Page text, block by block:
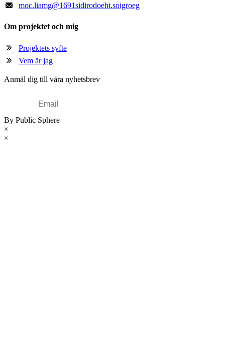
moc.liamg@1691sidirodoeht.soigroeg
Om projektet och mig
Projektets syfte
Vem är jag
Anmäl dig till våra nyhetsbrev
By Public Sphere
×
×